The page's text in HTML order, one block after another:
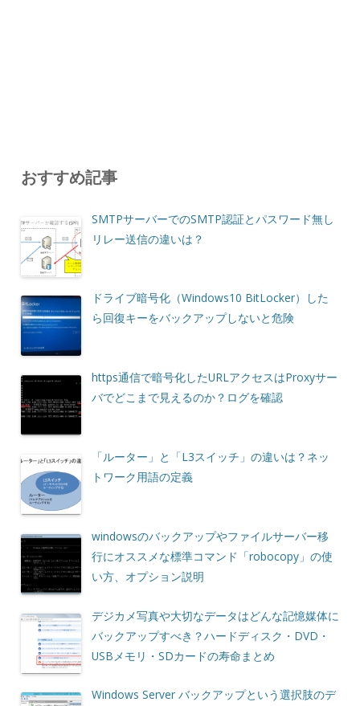
おすすめ記事
SMTPサーバーでのSMTP認証とパスワード無し
リレー送信の違いは？
ドライブ暗号化（Windows10 BitLocker）した
ら回復キーをバックアップしないと危険
https通信で暗号化したURLアクセスはProxyサー
バでどこまで見えるのか？ログを確認
「ルーター」と「L3スイッチ」の違いは？ネッ
トワーク用語の定義
windowsのバックアップやファイルサーバー移
行にオススメな標準コマンド「robocopy」の使
い方、オプション説明
デジカメ写真や大切なデータはどんな記憶媒体に
バックアップすべき？ハードディスク・DVD・
USBメモリ・SDカードの寿命まとめ
Windows Server バックアップという選択肢のデ